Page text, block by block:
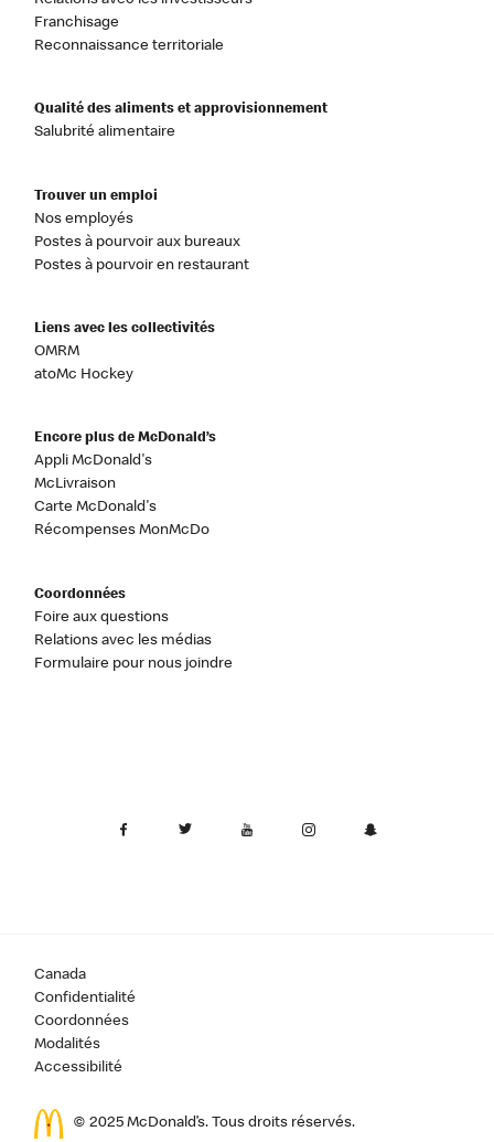
Franchisage
Reconnaissance territoriale
Qualité des aliments et approvisionnement
Salubrité alimentaire
Trouver un emploi
Nos employés
Postes à pourvoir aux bureaux
Postes à pourvoir en restaurant
Liens avec les collectivités
OMRM
atoMc Hockey
Encore plus de McDonald’s
Appli McDonald's
McLivraison
Carte McDonald's
Récompenses MonMcDo
Coordonnées
Foire aux questions
Relations avec les médias
Formulaire pour nous joindre
Canada
Confidentialité
Coordonnées
Modalités
Accessibilité
© 2025 McDonald’s. Tous droits réservés.